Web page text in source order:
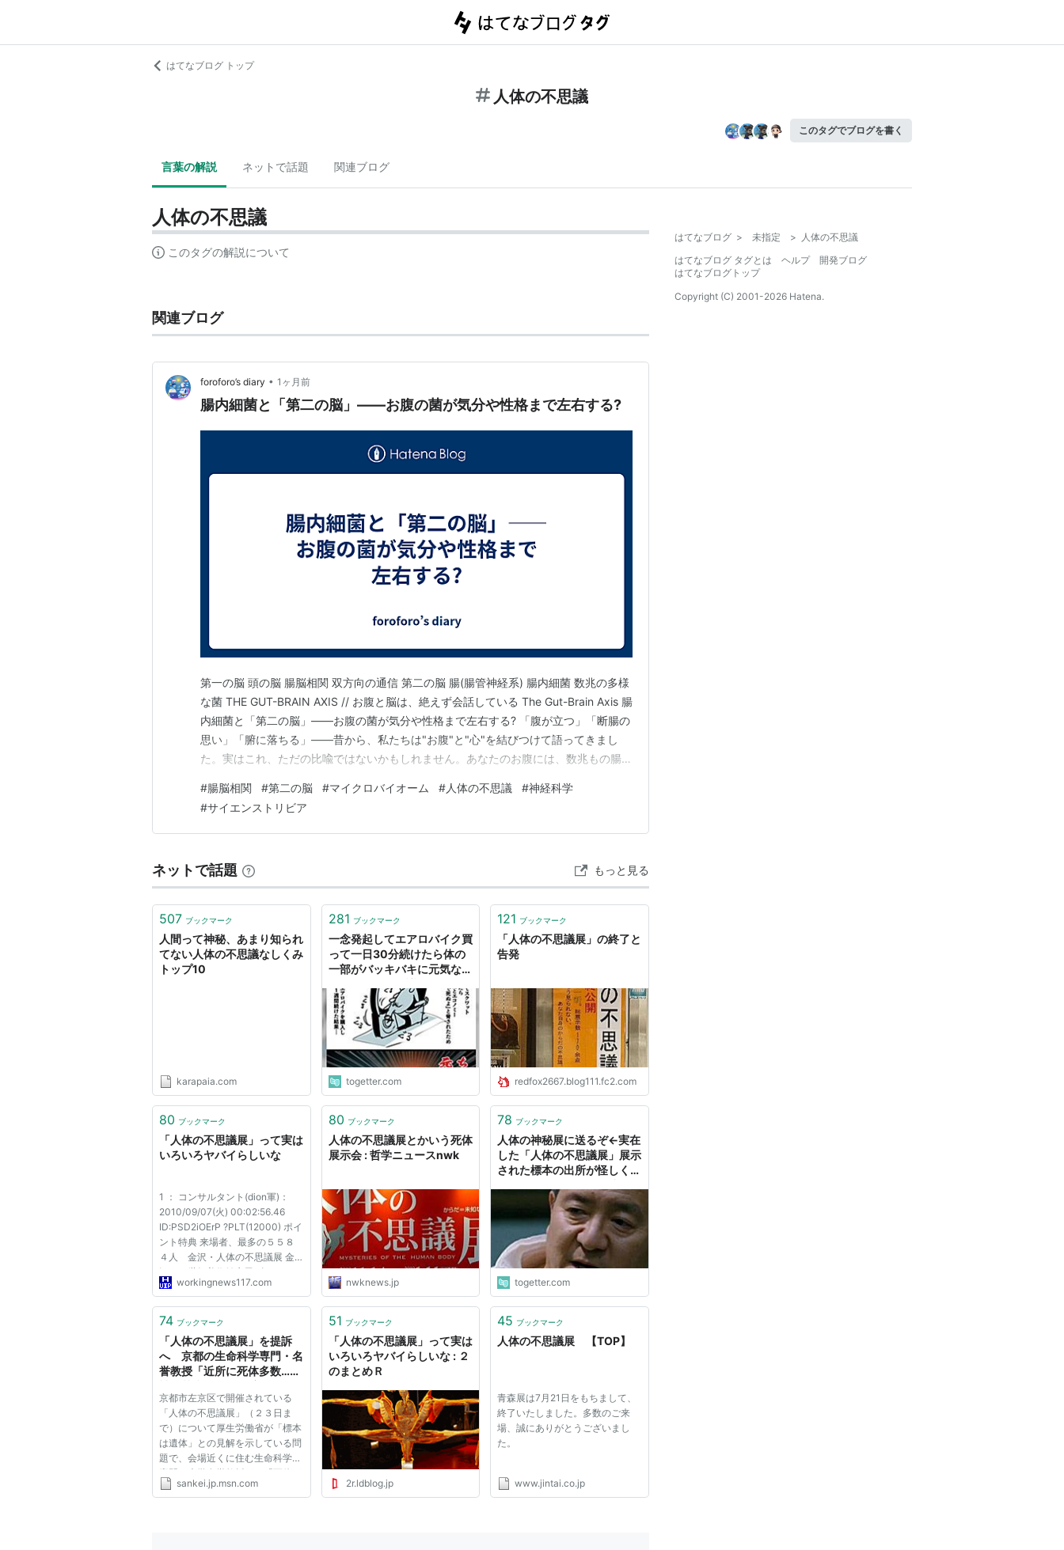
はてなブログ トップ
人体の不思議
このタグでブログを書く
言葉の解説 ネットで話題 関連ブログ
人体の不思議
このタグの解説について
関連ブログ
foroforo’s diary • 1ヶ月前
腸内細菌と「第二の脳」——お腹の菌が気分や性格まで左右する?
第一の脳 頭の脳 腸脳相関 双方向の通信 第二の脳 腸(腸管神経系) 腸内細菌 数兆の多様
な菌 THE GUT-BRAIN AXIS // お腹と脳は、絶えず会話している The Gut-Brain Axis 腸
内細菌と「第二の脳」——お腹の菌が気分や性格まで左右する? 「腹が立つ」「断腸の
思い」「腑に落ちる」——昔から、私たちは"お腹"と"心"を結びつけて語ってきまし
た。実はこれ、ただの比喩ではないかもしれません。あなたのお腹には、数兆もの腸内
性が、近年の研究で見えてきました。「腸は第二の脳」——その不思議な世界…
#腸脳相関 #第二の脳 #マイクロバイオーム #人体の不思議 #神経科学
#サイエンストリビア
ネットで話題 もっと見る
507 ブックマーク
人間って神秘、あまり知られ
てない人体の不思議なしくみ
トップ10
karapaia.com
281 ブックマーク
一念発起してエアロバイク買
って一日30分続けたら体の
一部がバッキバキに元気なっ
ってみよ」
togetter.com
121 ブックマーク
「人体の不思議展」の終了と
告発
redfox2667.blog111.fc2.com
80 ブックマーク
「人体の不思議展」って実は
いろいろヤバイらしいな
1 ： コンサルタント(dion軍)：
2010/09/07(火) 00:02:56.46
ID:PSD2iOErP ?PLT(12000) ポイ
ント特典 来場者、最多の５５８
４人 金沢・人体の不思議展 金
沢２１世紀美術館市民ギャラリー
で開催中の「人体の不思議展から
幕以来の 最多来場者数を約１８
た。来...
workingnews117.com
80 ブックマーク
人体の不思議展とかいう死体
展示会 : 哲学ニュースnwk
nwknews.jp
78 ブックマーク
人体の神秘展に送るぞ←実在
した「人体の不思議展」展示
された標本の出所が怪しく、
るので、本当にスレスレのセ
togetter.com
74 ブックマーク
「人体の不思議展」を提訴
へ 京都の生命科学専門・名
誉教授「近所に死体多数…精
ース
京都市左京区で開催されている
「人体の不思議展」（２３日ま
で）について厚生労働省が「標本
は遺体」との見解を示している問
題で、会場近くに住む生命科学が
専門の大学名誉教授が、「死体が
展示されているため精神的苦痛を
sankei.jp.msn.com
51 ブックマーク
「人体の不思議展」って実は
いろいろヤバイらしいな : ２
のまとめＲ
2r.ldblog.jp
45 ブックマーク
人体の不思議展 【TOP】
青森展は7月21日をもちまして、
終了いたしました。多数のご来
場、誠にありがとうございまし
た。
www.jintai.co.jp
はてなブログ > 未指定 > 人体の不思議
はてなブログ タグとは
ヘルプ
開発ブログ
はてなブログトップ
Copyright (C) 2001-2026 Hatena.